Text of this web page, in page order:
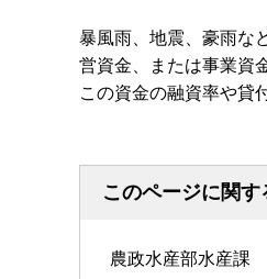
暴風雨、地震、豪雨な
営資金、または事業資
この資金の融資率や貸
このページに関
農政水産部水産課